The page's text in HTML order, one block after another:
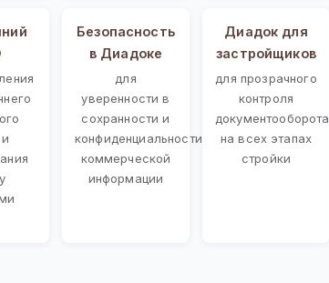
Безопасность
в Диадоке
для
уверенности в
сохранности и
конфиденциальности
коммерческой
информации
Диадок для
застройщиков
для прозрачного
контроля
документооборота
на всех этапах
стройки